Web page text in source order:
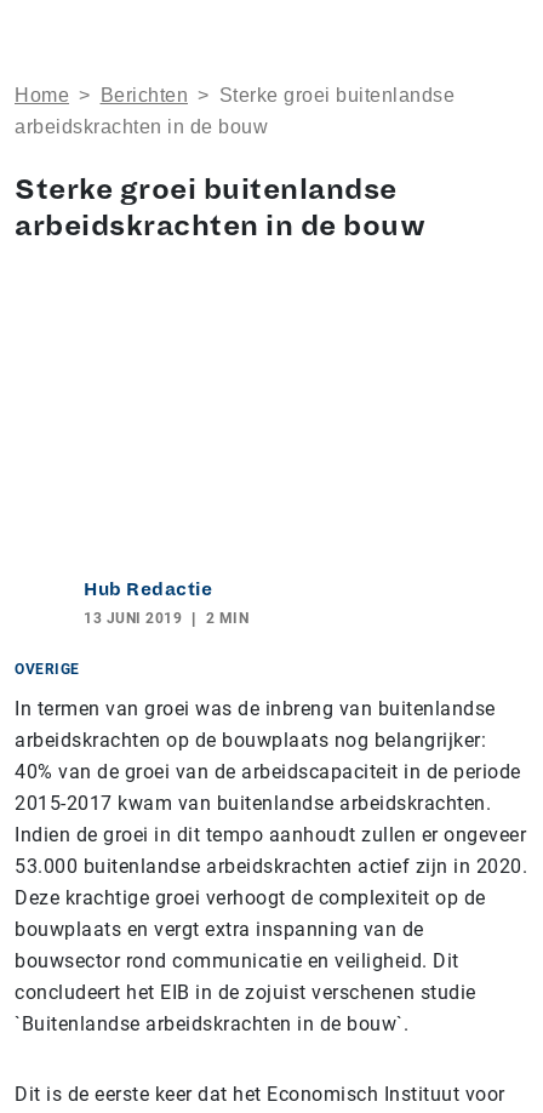
Home > Berichten > Sterke groei buitenlandse
arbeidskrachten in de bouw
Sterke groei buitenlandse
arbeidskrachten in de bouw
Hub Redactie
13 JUNI 2019 2 MIN
OVERIGE
In termen van groei was de inbreng van buitenlandse
arbeidskrachten op de bouwplaats nog belangrijker:
40% van de groei van de arbeidscapaciteit in de periode
2015-2017 kwam van buitenlandse arbeidskrachten.
Indien de groei in dit tempo aanhoudt zullen er ongeveer
53.000 buitenlandse arbeidskrachten actief zijn in 2020.
Deze krachtige groei verhoogt de complexiteit op de
bouwplaats en vergt extra inspanning van de
bouwsector rond communicatie en veiligheid. Dit
concludeert het EIB in de zojuist verschenen studie
`Buitenlandse arbeidskrachten in de bouw`.
Dit is de eerste keer dat het Economisch Instituut voor